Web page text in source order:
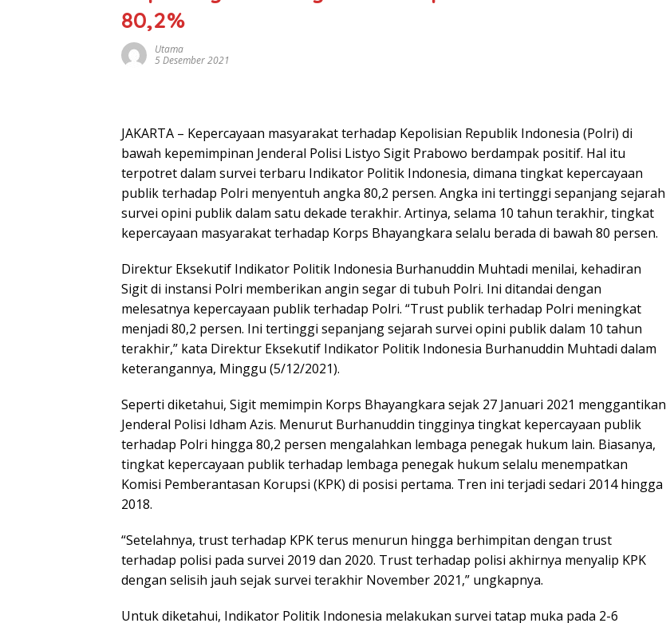
80,2%
Utama
5 Desember 2021
JAKARTA – Kepercayaan masyarakat terhadap Kepolisian Republik Indonesia (Polri) di
bawah kepemimpinan Jenderal Polisi Listyo Sigit Prabowo berdampak positif. Hal itu
terpotret dalam survei terbaru Indikator Politik Indonesia, dimana tingkat kepercayaan
publik terhadap Polri menyentuh angka 80,2 persen. Angka ini tertinggi sepanjang sejarah
survei opini publik dalam satu dekade terakhir. Artinya, selama 10 tahun terakhir, tingkat
kepercayaan masyarakat terhadap Korps Bhayangkara selalu berada di bawah 80 persen.
Direktur Eksekutif Indikator Politik Indonesia Burhanuddin Muhtadi menilai, kehadiran
Sigit di instansi Polri memberikan angin segar di tubuh Polri. Ini ditandai dengan
melesatnya kepercayaan publik terhadap Polri. “Trust publik terhadap Polri meningkat
menjadi 80,2 persen. Ini tertinggi sepanjang sejarah survei opini publik dalam 10 tahun
terakhir,” kata Direktur Eksekutif Indikator Politik Indonesia Burhanuddin Muhtadi dalam
keterangannya, Minggu (5/12/2021).
Seperti diketahui, Sigit memimpin Korps Bhayangkara sejak 27 Januari 2021 menggantikan
Jenderal Polisi Idham Azis. Menurut Burhanuddin tingginya tingkat kepercayaan publik
terhadap Polri hingga 80,2 persen mengalahkan lembaga penegak hukum lain. Biasanya,
tingkat kepercayaan publik terhadap lembaga penegak hukum selalu menempatkan
Komisi Pemberantasan Korupsi (KPK) di posisi pertama. Tren ini terjadi sedari 2014 hingga
2018.
“Setelahnya, trust terhadap KPK terus menurun hingga berhimpitan dengan trust
terhadap polisi pada survei 2019 dan 2020. Trust terhadap polisi akhirnya menyalip KPK
dengan selisih jauh sejak survei terakhir November 2021,” ungkapnya.
Untuk diketahui, Indikator Politik Indonesia melakukan survei tatap muka pada 2-6